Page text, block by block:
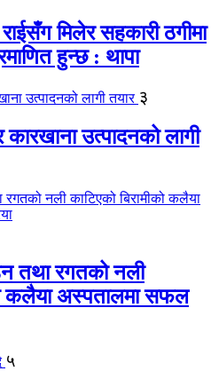
राईसँग मिलेर सहकारी ठगीमा
हुन्छ : थापा
३
उत्पादनको लागी
तथा रगतको नली
कलैया अस्पतालमा सफल
५